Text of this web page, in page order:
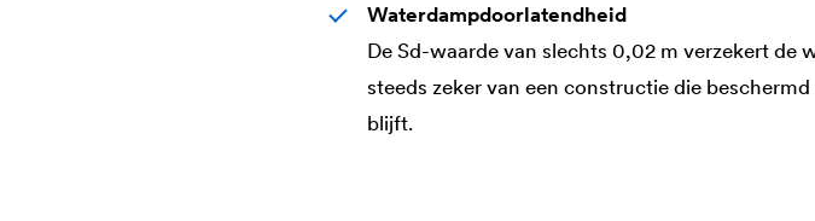
Waterdampdoorlatendheid
De Sd-waarde van slechts 0,02 m verzekert
steeds zeker van een constructie die
blijft.